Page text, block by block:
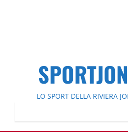
LO SPORT DELLA RIVIERA